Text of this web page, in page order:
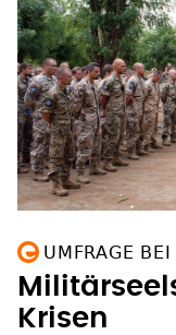
UMFRAGE BEI
Krisen